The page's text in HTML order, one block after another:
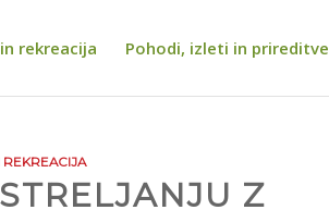
rekreacija Pohodi, izleti in prireditve
Z